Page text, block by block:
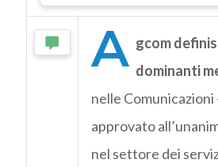
A gcom
dominanti
nelle
approvato
nel settore dei